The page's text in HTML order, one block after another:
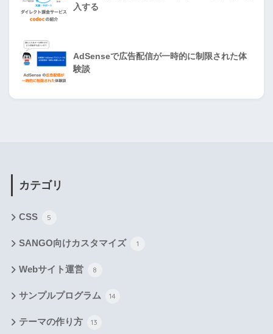
入する
AdSenseで広告配信が一時的に制限された体
験談
カテゴリ
CSS 5
SANGO向けカスタマイズ 1
Webサイト運営 8
サンプルプログラム 14
テーマの作り方 13